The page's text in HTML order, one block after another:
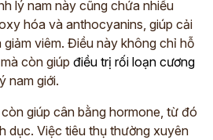
lý nam này cũng chứa nhiều
hóa và anthocyanins, giúp cải
viêm. Điều này không chỉ hỗ
còn giúp điều trị rối loạn cương
nam giới.
giúp cân bằng hormone, từ đó
dục. Việc tiêu thụ thường xuyên